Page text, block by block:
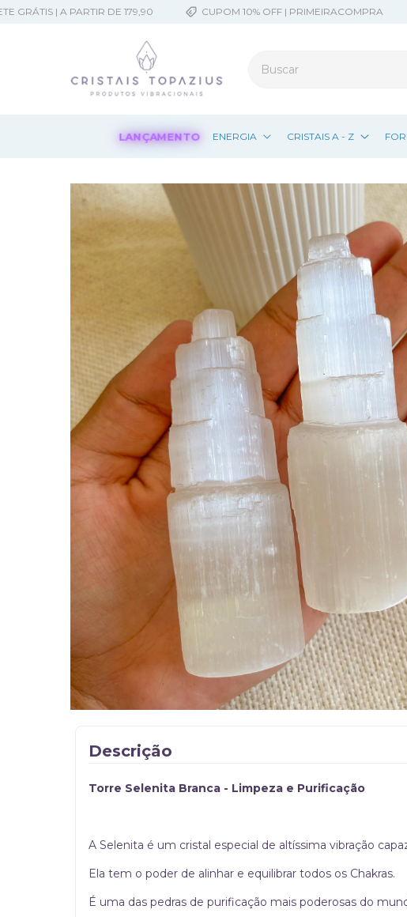
| A PARTIR DE 179,90 CUPOM 10% OFF | PRIMEIRACOMPRA
LANÇAMENTO ENERGIA CRISTAIS A - Z
Descrição
Torre Selenita Branca - Limpeza e Purificação
A Selenita é um cristal especial de altíssima vibração
Ela tem o poder de alinhar e equilibrar todos os Chakras.
É uma das pedras de purificação mais poderosas do